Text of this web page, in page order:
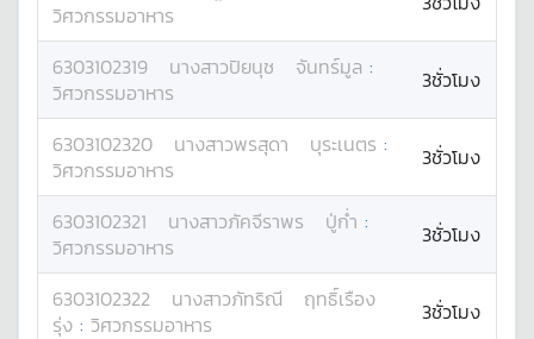
วิศวกรรมอาหาร
6303102319 นางสาวปิยนุช จันทร์มูล :
วิศวกรรมอาหาร
3ชั่วโมง
6303102320 นางสาวพรสุดา บุระเนตร :
วิศวกรรมอาหาร
3ชั่วโมง
6303102321 นางสาวภัคจีราพร ปู่ก่ำ :
วิศวกรรมอาหาร
3ชั่วโมง
6303102322 นางสาวภัทริณี
ฤทธิ์เรือง
รุ่ง : วิศวกรรมอาหาร 3ชั่วโมง